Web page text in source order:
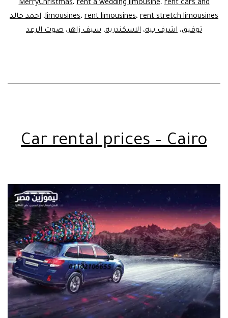
MerryChristmas،rent a wedding limousine،rent cars and
limousines، rent limousines، rent stretch limousines ، احمد خالد
توفيق، اشرف بيه، الاسكندريه، سيف زاهر، صوت الرعد
Car rental prices – Cairo